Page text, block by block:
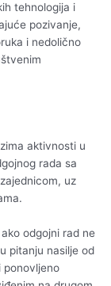
tehnologija i
pozivanje,
i nedolično
aktivnosti u
rada sa
uz
ako odgojni rad ne
pitanju nasilje od
ponovljeno